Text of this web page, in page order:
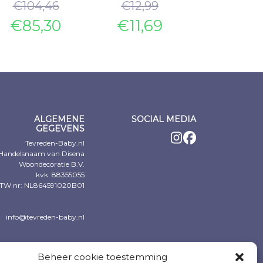
Beheer cookie toestemming
€104,46
Oorspronkelijke
€85,30
Huidige
€12,99
Oorspronkelijke
was:
€11,69
Huidige
is:
was:
is:
ALGEMENE
GEGEVENS
Tevreden-Baby.nl
van Disena
Woondecoratie B.V.
kvk: 88355055
nr: NL864591020B01
info@tevreden-baby.nl
SOCIAL MEDIA